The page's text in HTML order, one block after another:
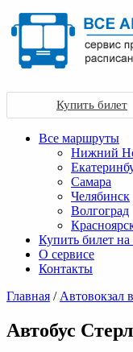
Купить билет
Все маршруты
Нижний
Самара
Челябинск
Волгоград
Купить билет на
О сервисе
Контакты
Главная / Автовокзал
Автобус